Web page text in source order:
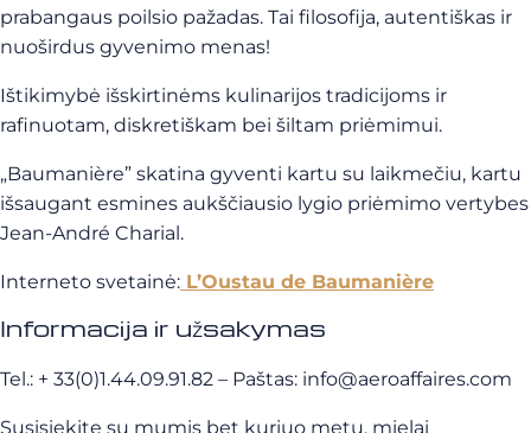
prabangaus poilsio pažadas. Tai filosofija, autentiškas ir
nuoširdus gyvenimo menas!
Ištikimybė išskirtinėms kulinarijos tradicijoms ir
rafinuotam, diskretiškam bei šiltam priėmimui.
„Baumanière” skatina gyventi kartu su laikmečiu, kartu
išsaugant esmines aukščiausio lygio priėmimo vertybes
Jean-André Charial.
Interneto svetainė: L’Oustau de Baumanière
Informacija ir užsakymas
Tel.: + 33(0)1.44.09.91.82 – Paštas: info@aeroaffaires.com
Susisiekite su mumis bet kuriuo metu, mielai